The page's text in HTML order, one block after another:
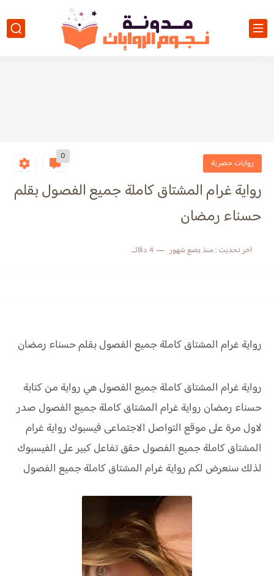
روايات حصرية
0
رواية غرام المشتاق كاملة جميع الفصول بقلم
حسناء رمضان
اخر تحديث :منذ بضع شهور 4 دقائق للقراءة
رواية غرام المشتاق كاملة جميع الفصول بقلم حسناء رمضان
رواية غرام المشتاق كاملة جميع الفصول هي رواية من كتابة
حسناء رمضان رواية غرام المشتاق كاملة جميع الفصول صدر
لاول مرة على موقع التواصل الاجتماعى فيسبوك رواية غرام
المشتاق كاملة جميع الفصول حققتفاعل كبير على الفيسبوك
لذلك سنعرض لكمرواية غرام المشتاق كاملة جميع الفصول